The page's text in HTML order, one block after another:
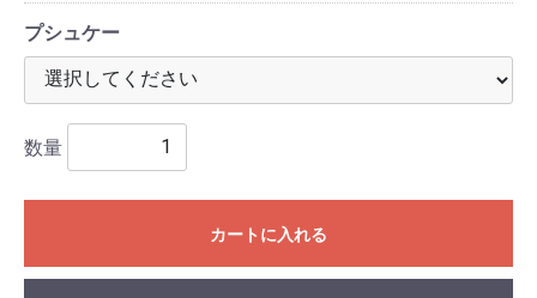
プシュケー
数量
カートに入れる